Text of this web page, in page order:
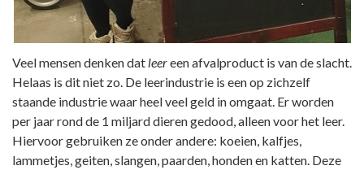
Veel mensen denken dat leereen afvalproduct is van de slacht.
Helaas is dit niet zo. De leerindustrie is een op zichzelf
staande industrie waar heel veel geld in omgaat. Er worden
per jaar rond de 1 miljard dieren gedood, alleen voor het leer.
Hiervoor gebruiken ze onder andere: koeien, kalfjes,
lammetjes, geiten, slangen, paarden, honden en katten. Deze